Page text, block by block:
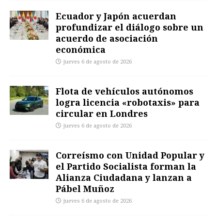
Ecuador y Japón acuerdan
profundizar el diálogo sobre un
acuerdo de asociación
económica
jueves 6 de agosto de 2026
Flota de vehículos autónomos
logra licencia «robotaxis» para
circular en Londres
jueves 6 de agosto de 2026
Correísmo con Unidad Popular y
el Partido Socialista forman la
Alianza Ciudadana y lanzan a
Pábel Muñoz
jueves 6 de agosto de 2026